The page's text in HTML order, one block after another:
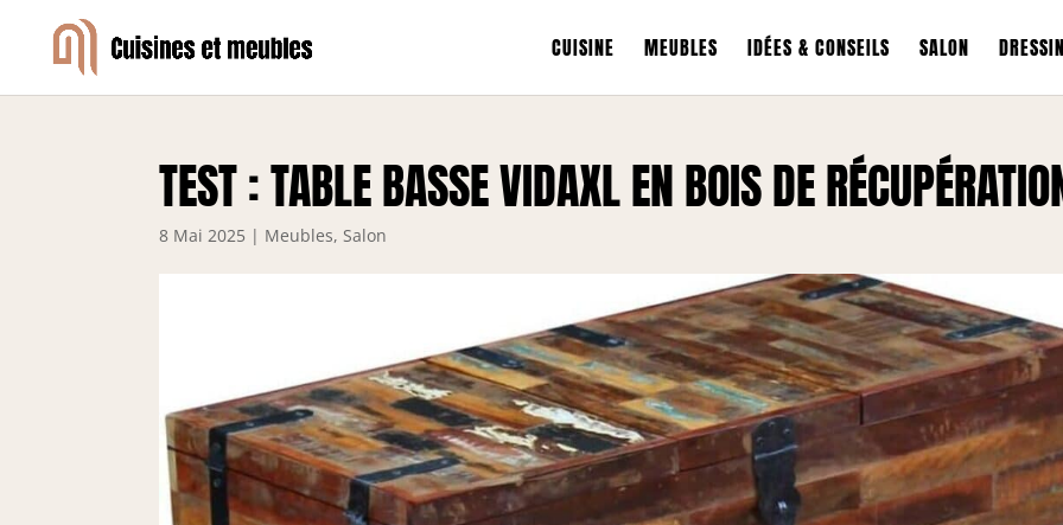
CUISINE MEUBLES IDÉES & CONSEILS SALON
TEST : TABLE BASSE VIDAXL EN BOIS DE
8 Mai 2025 | Meubles, Salon